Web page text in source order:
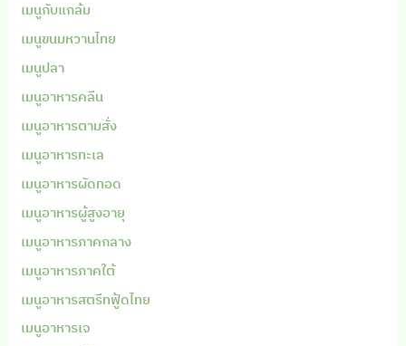
เมนูกับแกล้ม
เมนูขนมหวานไทย
เมนูปลา
เมนูอาหารคลีน
เมนูอาหารตามสั่ง
เมนูอาหารทะเล
เมนูอาหารผัดทอด
เมนูอาหารผู้สูงอายุ
เมนูอาหารภาคกลาง
เมนูอาหารภาคใต้
เมนูอาหารสตรีทฟู้ดไทย
เมนูอาหารเจ